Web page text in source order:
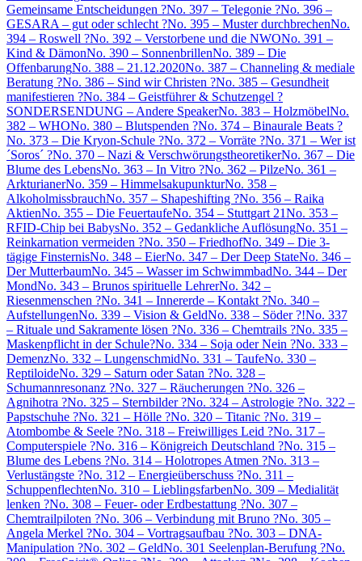
Gemeinsame Entscheidungen ?No. 397 – Telegonie ?No. 396 –
GESARA – gut oder schlecht ?No. 395 – Muster durchbrechenNo.
394 – Roswell ?No. 392 – Verstorbene und die NWONo. 391 –
Kind & DämonNo. 390 – SonnenbrillenNo. 389 – Die
OffenbarungNo. 388 – 21.12.2020No. 387 – Channeling & mediale
Beratung ?No. 386 – Sind wir Christen ?No. 385 – Gesundheit
manifestieren ?No. 384 – Geistführer & Schutzengel ?
SONDERSENDUNG – Andere SpeakerNo. 383 – HolzmöbelNo.
382 – WHONo. 380 – Blutspenden ?No. 374 – Binaurale Beats ?
No. 373 – Die Kryon-Schule ?No. 372 – Vorräte ?No. 371 – Wer ist
´Soros´ ?No. 370 – Nazi & VerschwörungstheoretikerNo. 367 – Die
Blume des LebensNo. 363 – In Vitro ?No. 362 – PilzeNo. 361 –
ArkturianerNo. 359 – HimmelsakupunkturNo. 358 –
AlkoholmissbrauchNo. 357 – Shapeshifting ?No. 356 – Raika
AktienNo. 355 – Die FeuertaufeNo. 354 – Stuttgart 21No. 353 –
RFID-Chip bei BabysNo. 352 – Gedankliche AuflösungNo. 351 –
Reinkarnation vermeiden ?No. 350 – FriedhofNo. 349 – Die 3-
tägige FinsternisNo. 348 – EierNo. 347 – Der Deep StateNo. 346 –
Der MutterbaumNo. 345 – Wasser im SchwimmbadNo. 344 – Der
MondNo. 343 – Brunos spirituelle LehrerNo. 342 –
Riesenmenschen ?No. 341 – Innererde – Kontakt ?No. 340 –
AufstellungenNo. 339 – Vision & GeldNo. 338 – Söder ?!No. 337
– Rituale und Sakramente lösen ?No. 336 – Chemtrails ?No. 335 –
Maskenpflicht in der Schule?No. 334 – Soja oder Nein ?No. 333 –
DemenzNo. 332 – LungenschmidNo. 331 – TaufeNo. 330 –
ReptiloideNo. 329 – Saturn oder Satan ?No. 328 –
Schumannresonanz ?No. 327 – Räucherungen ?No. 326 –
Agnihotra ?No. 325 – Sternbilder ?No. 324 – Astrologie ?No. 322 –
Papstschuhe ?No. 321 – Hölle ?No. 320 – Titanic ?No. 319 –
Atombombe & Seele ?No. 318 – Freiwilliges Leid ?No. 317 –
Computerspiele ?No. 316 – Königreich Deutschland ?No. 315 –
Blume des Lebens ?No. 314 – Holotropes Atmen ?No. 313 –
Verlustängste ?No. 312 – Energieüberschuss ?No. 311 –
SchuppenflechtenNo. 310 – LieblingsfarbenNo. 309 – Medialität
lenken ?No. 308 – Feuer- oder Erdbestattung ?No. 307 –
Chemtrailpiloten ?No. 306 – Verbindung mit Bruno ?No. 305 –
Angela Merkel ?No. 304 – Vortragsaufbau ?No. 303 – DNA-
Manipulation ?No. 302 – GeldNo. 301 Seelenplan-Berufung ?No.